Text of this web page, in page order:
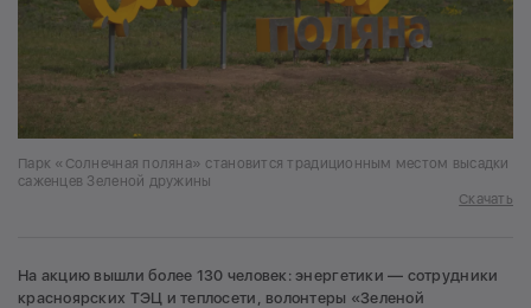
Парк «Солнечная поляна» становится традиционным местом высадки
саженцев Зеленой дружины
Скачать
На акцию вышли более 130 человек: энергетики — сотрудники
красноярских ТЭЦ и теплосети, волонтеры «Зеленой